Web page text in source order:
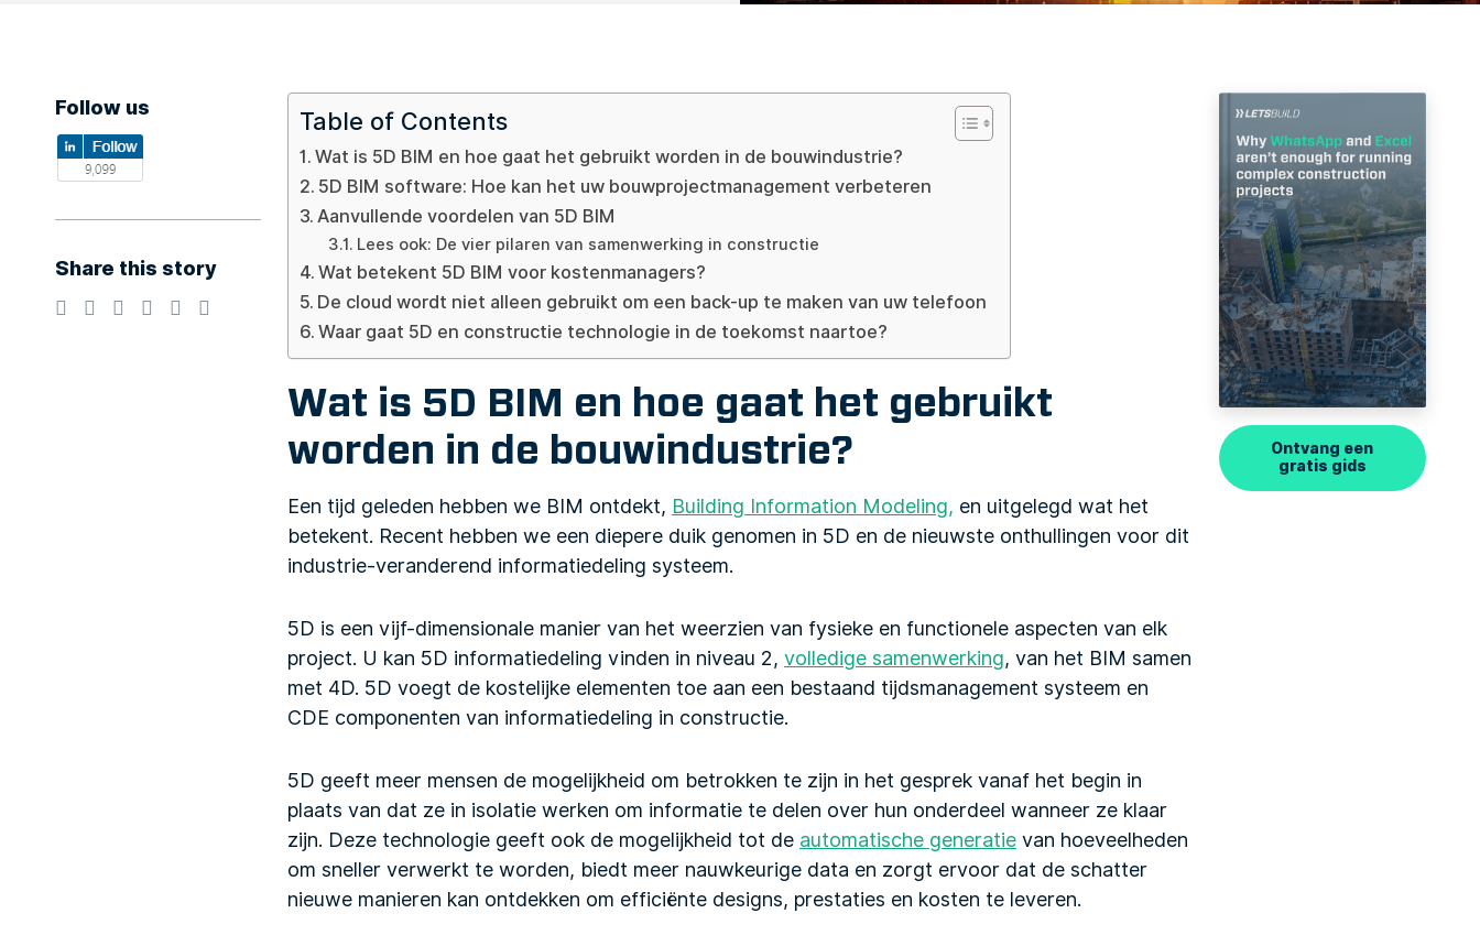
Follow us
Share this story
Table of Contents
Wat is 5D BIM en hoe gaat het gebruikt worden in de bouwindustrie?
5D BIM software: Hoe kan het uw bouwprojectmanagement verbeteren
Aanvullende voordelen van 5D BIM
Lees ook: De vier pilaren van samenwerking in constructie
Wat betekent 5D BIM voor kostenmanagers?
De cloud wordt niet alleen gebruikt om een back-up te maken van uw telefoon
Waar gaat 5D en constructie technologie in de toekomst naartoe?
Wat is 5D BIM en hoe gaat het gebruikt
worden in de bouwindustrie?
Een tijd geleden hebben we BIM ontdekt, Building Information Modeling, en uitgelegd wat het
betekent. Recent hebben we een diepere duik genomen in 5D en de nieuwste onthullingen voor dit
industrie-veranderend informatiedeling systeem.
5D is een vijf-dimensionale manier van het weerzien van fysieke en functionele aspecten van elk
project. U kan 5D informatiedeling vinden in niveau 2, volledige samenwerking, van het BIM samen
met 4D. 5D voegt de kostelijke elementen toe aan een bestaand tijdsmanagement systeem en
CDE componenten van informatiedeling in constructie.
5D geeft meer mensen de mogelijkheid om betrokken te zijn in het gesprek vanaf het begin in
plaats van dat ze in isolatie werken om informatie te delen over hun onderdeel wanneer ze klaar
zijn. Deze technologie geeft ook de mogelijkheid tot de automatische generatievan hoeveelheden
om sneller verwerkt te worden, biedt meer nauwkeurige data en zorgt ervoor dat de schatter
nieuwe manieren kan ontdekken om efficiënte designs, prestaties en kosten te leveren.
Ontvang een
gratis gids